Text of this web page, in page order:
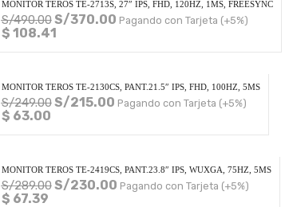
MONITOR TEROS TE-2713S, 27″ IPS, FHD, 120HZ, 1MS, FREESYNC
S/490.00S/370.00 Pagando con Tarjeta (+5%)
$ 108.41
MONITOR TEROS TE-2130CS, PANT.21.5″ IPS, FHD, 100HZ, 5MS
S/249.00S/215.00 Pagando con Tarjeta (+5%)
$ 63.00
MONITOR TEROS TE-2419CS, PANT.23.8″ IPS, WUXGA, 75HZ, 5MS
S/289.00S/230.00 Pagando con Tarjeta (+5%)
$ 67.39